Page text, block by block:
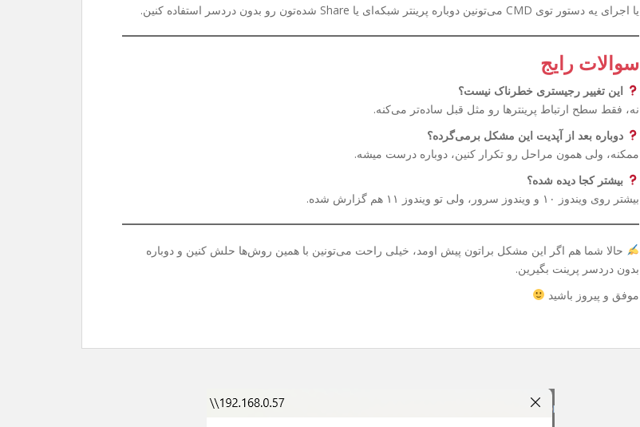
یا اجرای یه دستور توی CMD می‌تونین دوباره پرینتر شبکه‌ای یا Share شده‌تون رو بدون دردسر استفاده کنین.
سوالات رایج
این تغییر رجیستری خطرناک نیست؟
نه، فقط سطح ارتباط پرینترها رو مثل قبل ساده‌تر می‌کنه.
دوباره بعد از آپدیت این مشکل برمی‌گرده؟
ممکنه، ولی همون مراحل رو تکرار کنین، دوباره درست میشه.
بیشتر کجا دیده شده؟
بیشتر روی ویندوز ۱۰ و ویندوز سرور، ولی تو ویندوز ۱۱ هم گزارش شده.
حالا شما هم اگر این مشکل براتون پیش اومد، خیلی راحت می‌تونین با همین روش‌ها حلش کنین و دوباره
بدون دردسر پرینت بگیرین.
موفق و پیروز باشید